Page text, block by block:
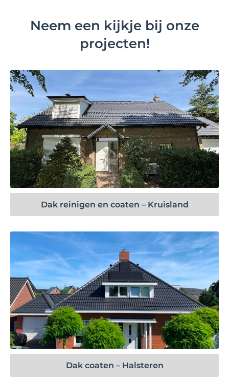
Neem een kijkje bij onze
projecten!
Bekijk project
Dak reinigen en coaten – Kruisland
Bekijk project
Dak coaten – Halsteren